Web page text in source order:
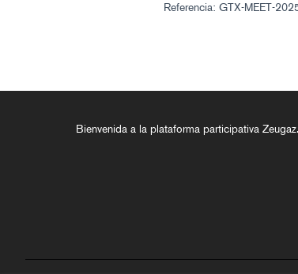
Referencia: GTX-MEET-
Bienvenida a la plataforma participativa Zeugaz.